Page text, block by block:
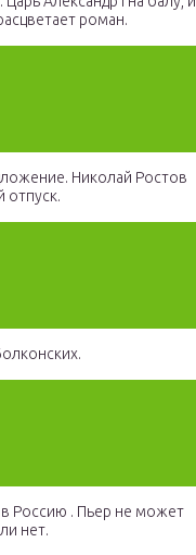
роман.
Николай Ростов
отпуск.
Россию . Пьер не может
нет.